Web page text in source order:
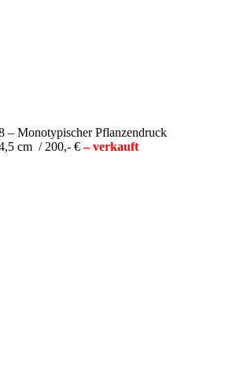
– Monotypischer Pflanzendruck
cm / 200,- €– verkauft